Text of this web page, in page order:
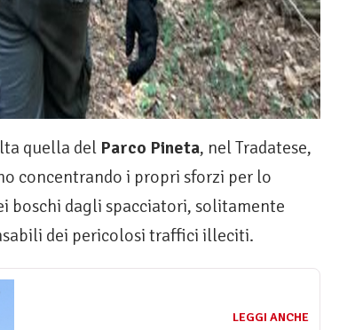
quella del Parco Pineta, nel Tradatese,
concentrando i propri sforzi per lo
boschi dagli spacciatori, solitamente
dei pericolosi traffici illeciti.
LEGGI ANCHE